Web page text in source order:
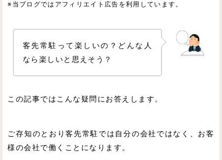
※当ブログではアフィリエイト広告を利用しています。
客先常駐って楽しいの？どんな人
なら楽しいと思えそう？
この記事ではこんな疑問にお答えします。
ご存知のとおり客先常駐では自分の会社ではなく、お客
様の会社で働くことになります。